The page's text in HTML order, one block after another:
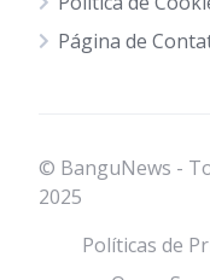
Página de
© BanguNews -
2025
Políticas de